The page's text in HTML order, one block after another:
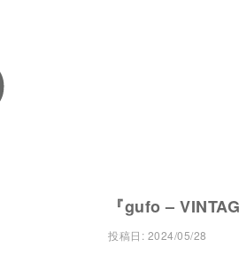
『gufo –
投稿日: 2024/05/28